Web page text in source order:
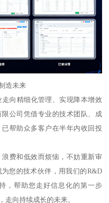
造未来
向精细化管理、实现降本增效
公司凭借专业的技术团队、成
帮助众多客户在半年内收回投
费和低效而烦恼，不妨重新审
您的技术伙伴，用我们的R&D
，帮助您走好信息化的第一步
向持续成长的未来。